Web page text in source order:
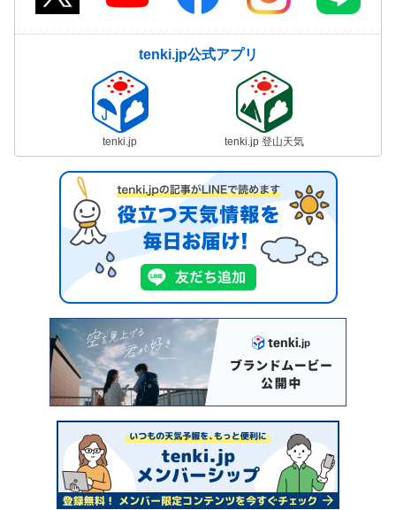
tenki.jp公式アプリ
tenki.jp tenki.jp 登山天気